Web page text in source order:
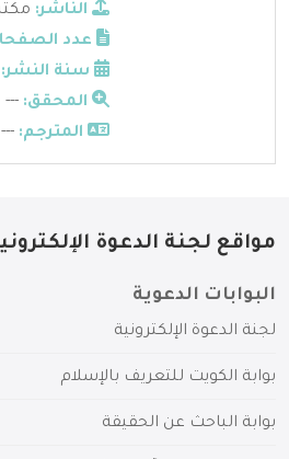
الناشر:
عدد
سنة النشر:
المحقق: ---
المترجم: ---
مواقع لجنة الدعوة
البوابات الدعوية
لجنة الدعوة الإلكترونية
بوابة الكويت للتعريف بالإسلام
بوابة الباحث عن الحقيقة